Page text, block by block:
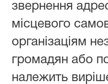
звернення
місцевого
організаціям
громадян або
належить